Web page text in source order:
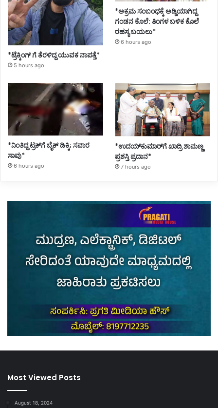
*ಟ್ರೆಕ್ಕಿಂಗ್ ಗೆ ತೆರಳಿದ್ದ ಯುವಕ ನಾಪತ್ತೆ*
5 hours ago
*ಅಕ್ರಮ ಸಂಬಂಧಕ್ಕೆ ಅಡ್ಡಿಯಾಗಿದ್ದ
ಗಂಡನ ಕೊಲೆ: ತಿಂಗಳ ಬಳಿಕ ಕೊಲೆ
ರಹಸ್ಯ ಬಯಲು*
6 hours ago
*ನಿಂತಿದ್ದ ಟ್ರಕ್‌ಗೆ ಬೈಕ್ ಡಿಕ್ಕಿ; ಸವಾರ
ಸಾವು*
6 hours ago
*ಉದಯ್‌ಕುಮಾರ್‌ಗೆ ಖಾದ್ರಿ ಶಾಮಣ್ಣ
ಪ್ರಶಸ್ತಿ ಪ್ರದಾನ*
7 hours ago
Most Viewed Posts
August 18, 2024